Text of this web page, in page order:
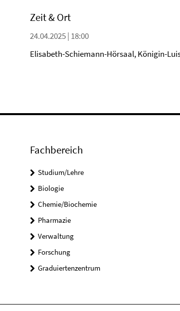
Zeit & Ort
24.04.2025 | 18:00
Elisabeth-Schiemann-Hörsaal, Königin-
Fachbereich
Studium/Lehre
Biologie
Chemie/Biochemie
Pharmazie
Verwaltung
Forschung
Graduiertenzentrum